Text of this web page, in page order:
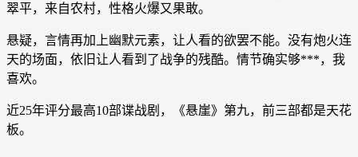
翠平，来自农村，性格火爆又果敢。
悬疑，言情再加上幽默元素，让人看的欲罢不能。没有炮火连
天的场面，依旧让人看到了战争的残酷。情节确实够***，我
喜欢。
近25年评分最高10部谍战剧，《悬崖》第九，前三部都是天花
板。